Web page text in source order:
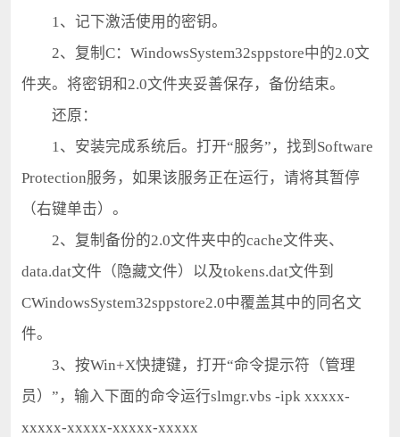
1、记下激活使用的密钥。
2、复制C：WindowsSystem32sppstore中的2.0文
件夹。将密钥和2.0文件夹妥善保存，备份结束。
还原：
1、安装完成系统后。打开“服务”，找到Software
Protection服务，如果该服务正在运行，请将其暂停
（右键单击）。
2、复制备份的2.0文件夹中的cache文件夹、
data.dat文件（隐藏文件）以及tokens.dat文件到
CWindowsSystem32sppstore2.0中覆盖其中的同名文
件。
3、按Win+X快捷键，打开“命令提示符（管理
员）”，输入下面的命令运行slmgr.vbs -ipk xxxxx-
xxxxx-xxxxx-xxxxx-xxxxx